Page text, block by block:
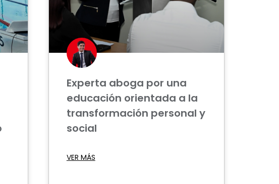
Experta aboga por una
educación orientada a la
transformación personal y
social
VER MÁS